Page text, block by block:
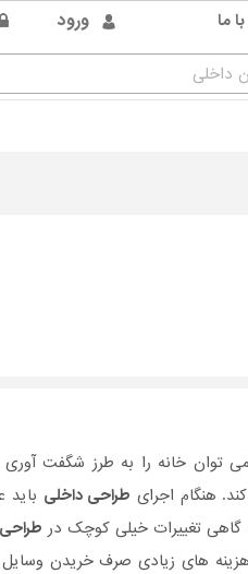
ورود ما
توان خانه را به طرز شگفت آوری
هنگام اجرای طراحی داخلی باید
گاهی تغییرات خیلی کوچک در
هزینه های زیادی صرف خریدن